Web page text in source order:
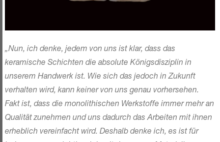
„Nun, ich denke, jedem von uns ist klar, dass das
keramische Schichten die absolute Königsdisziplin in
unserem Handwerk ist. Wie sich das jedoch in Zukunft
verhalten wird, kann keiner von uns genau vorhersehen.
Fakt ist, dass die monolithischen Werkstoffe immer mehr an
Qualität zunehmen und uns dadurch das Arbeiten mit ihnen
erheblich vereinfacht wird. Deshalb denke ich, es ist für